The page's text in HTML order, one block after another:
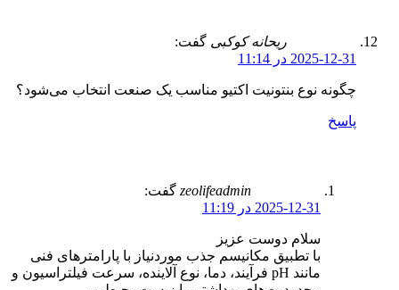
ریحانه کوکبی گفت:
2025-12-31 در 11:14
چگونه نوع بنتونیت اکتیو مناسب یک صنعت انتخاب می‌شود؟
پاسخ
zeolifeadmin گفت:
2025-12-31 در 11:19
سلام دوست عزیز
با تطبیق مکانیسم جذب موردنیاز با پارامترهای فنی
مانند pH فرآیند، دما، نوع آلاینده، سرعت فیلتراسیون و